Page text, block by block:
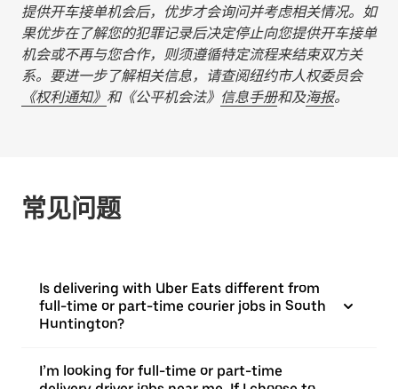
提供开车接单机会后，优步才会询问并考虑相关情况。如
果优步在了解您的犯罪记录后决定停止向您提供开车接单
机会或不再与您合作，则须遵循特定流程来结束双方关
系。要进一步了解相关信息，请查阅纽约市人权委员会
《权利通知》 和《公平机会法》 信息手册和及海报。
常见问题
Is delivering with Uber Eats different from
full-time or part-time courier jobs in South
Huntington?
I’m looking for full-time or part-time